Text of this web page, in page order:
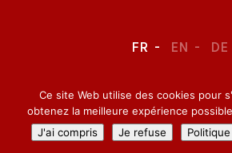
FR EN DE
LEGAL NOTICE–
Ce site Web utilise des cookies pour
obtenez la meilleure expérience
J'ai compris
Je refuse